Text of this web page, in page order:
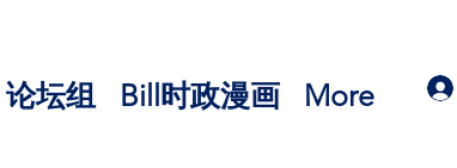
论坛组 Bill时政漫画 More